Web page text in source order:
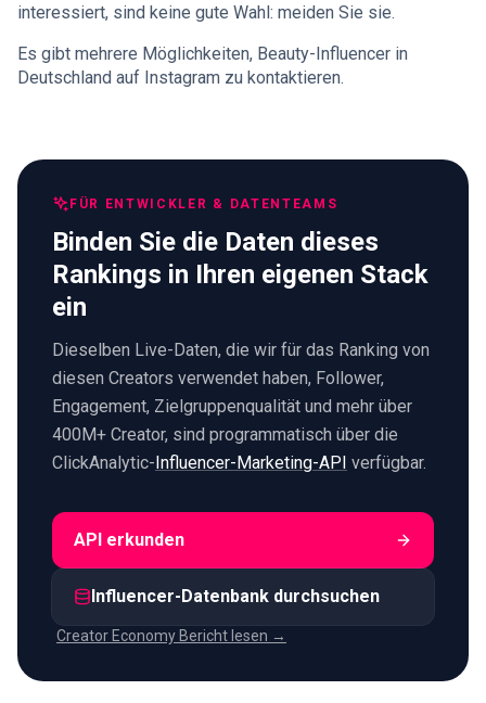
interessiert, sind keine gute Wahl: meiden Sie sie.
Es gibt mehrere Möglichkeiten, Beauty-Influencer in
Deutschland auf Instagram zu kontaktieren.
FÜR ENTWICKLER & DATENTEAMS
Binden Sie die Daten dieses
Rankings in Ihren eigenen Stack
ein
Dieselben Live-Daten, die wir für das Ranking von
diesen Creators verwendet haben, Follower,
Engagement, Zielgruppenqualität und mehr über
400M+ Creator, sind programmatisch über die
ClickAnalytic-Influencer-Marketing-API verfügbar.
API erkunden
Influencer-Datenbank durchsuchen
Creator Economy Bericht lesen →